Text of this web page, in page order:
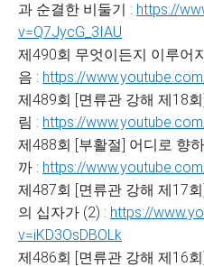
과 순결한 비둘기 : https://
v=Q7JycG_3IAU
제490회 무엇이든지 이루어
음 : https://
제489회 [면류관 강해 제18
림 : https://
제488회 [부활절] 어디로 향
까 : https://
제487회 [면류관 강해 제17
의 십자가 (2) : https://
v=iKD3OsDBOLk
제486회 [면류관 강해 제16